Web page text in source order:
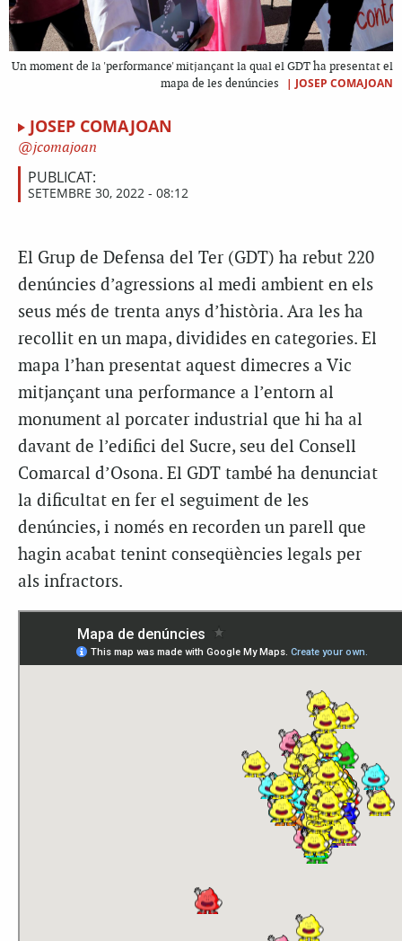
Un moment de la 'performance' mitjançant la qual el GDT ha presentat el
mapa de les denúncies
| JOSEP COMAJOAN
JOSEP COMAJOAN
jcomajoan
PUBLICAT:
SETEMBRE 30, 2022 - 08:12
El Grup de Defensa del Ter (GDT) ha rebut 220
denúncies d’agressions al medi ambient en els
seus més de trenta anys d’història. Ara les ha
recollit en un mapa, dividides en categories. El
mapa l’han presentat aquest dimecres a Vic
mitjançant una performance a l’entorn al
monument al porcater industrial que hi ha al
davant de l’edifici del Sucre, seu del Consell
Comarcal d’Osona. El GDT també ha denunciat
la dificultat en fer el seguiment de les
denúncies, i només en recorden un parell que
hagin acabat tenint conseqüències legals per
als infractors.